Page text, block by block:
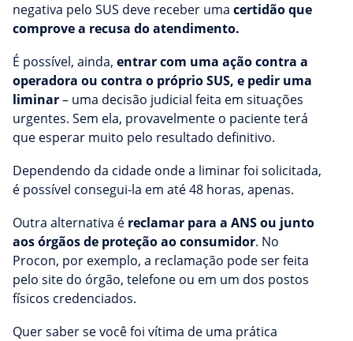
negativa pelo SUS deve receber uma certidão que
comprove a recusa do atendimento.
É possível, ainda, entrar com uma ação contra a
operadora ou contra o próprio SUS, e pedir uma
liminar– uma decisão judicial feita em situações
urgentes. Sem ela, provavelmente o paciente terá
que esperar muito pelo resultado definitivo.
Dependendo da cidade onde a liminar foi solicitada,
é possível consegui-la em até 48 horas, apenas.
Outra alternativa é reclamar para a ANS ou junto
aos órgãos de proteção ao consumidor. No
Procon, por exemplo, a reclamação pode ser feita
pelo site do órgão, telefone ou em um dos postos
físicos credenciados.
Quer saber se você foi vítima de uma prática